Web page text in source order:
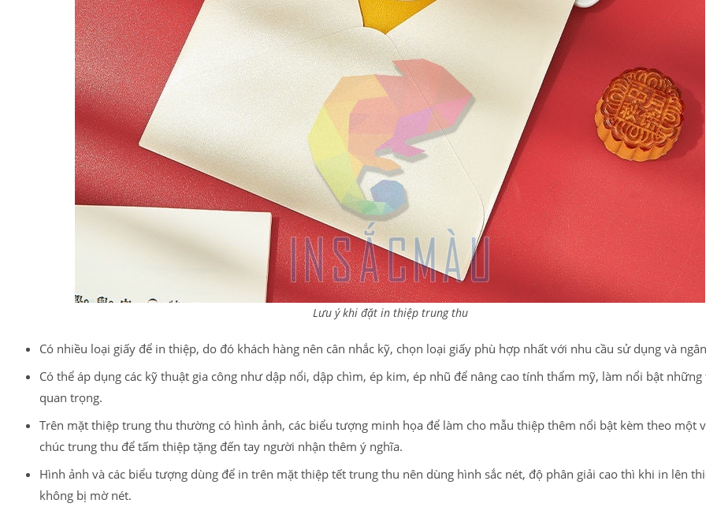
Lưu ý khi đặt in thiệp trung thu
Có nhiều loại giấy để in thiệp, do đó khách hàng nên cân nhắc kỹ, chọn loại giấy phù hợp nhất với nhu cầu sử dụng và
Có thể áp dụng các kỹ thuật gia công như dập nổi, dập chìm, ép kim, ép nhũ để nâng cao tính thẩm mỹ, làm nổi bật
quan trọng.
Trên mặt thiệp trung thu thường có hình ảnh, các biểu tượng minh họa để làm cho mẫu thiệp thêm nổi bật kèm theo một
chúc trung thu để tấm thiệp tặng đến tay người nhận thêm ý nghĩa.
Hình ảnh và các biểu tượng dùng để in trên mặt thiệp tết trung thu nên dùng hình sắc nét, độ phân giải cao thì khi in lên
không bị mờ nét.